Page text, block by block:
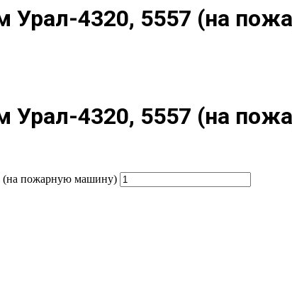
Урал-4320, 5557 (на
Урал-4320, 5557 (на
(на пожарную машину)